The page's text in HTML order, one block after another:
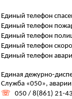
Единый телефон
Единый телефон
Единый телефон
Единый телефон
Единый телефон
Единая дежурно-
Служба «050»,
☏ 050 / 8(861) 21-